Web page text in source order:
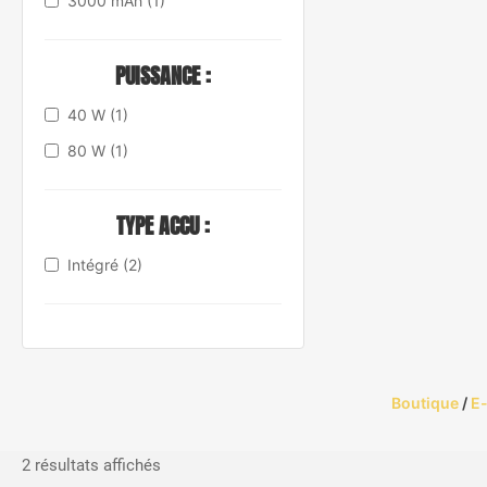
PUISSANCE :
40 W (1)
80 W (1)
TYPE ACCU :
Intégré (2)
Boutique/
2 résultats affichés